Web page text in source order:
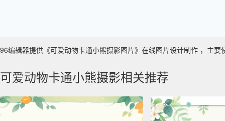
96编辑器提供《可爱动物卡通小熊摄影图片》在线图片设计制作 ，主
可爱动物卡通小熊摄影相关推荐